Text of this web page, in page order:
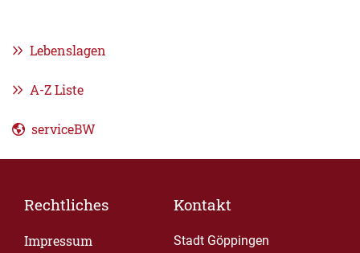
Lebenslagen
A-Z Liste
serviceBW
Rechtliches
Impressum
Kontakt
Stadt Göppingen